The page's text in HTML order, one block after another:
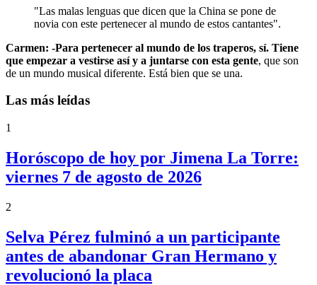
"Las malas lenguas que dicen que la China se pone de
novia con este pertenecer al mundo de estos cantantes".
Carmen: -Para pertenecer al mundo de los traperos, sí. Tiene
que empezar a vestirse así y a juntarse con esta gente, que son
de un mundo musical diferente. Está bien que se una.
Las más leídas
1
Horóscopo de hoy por Jimena La Torre:
viernes 7 de agosto de 2026
2
Selva Pérez fulminó a un participante
antes de abandonar Gran Hermano y
revolucionó la placa